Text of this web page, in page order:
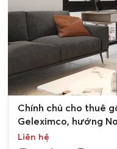
Chính chủ cho thuê
Geleximco, hướng
Liên hệ